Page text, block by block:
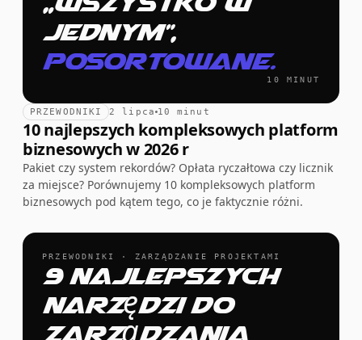
jednym”,
posortowane.
10 MINUT
PRZEWODNIKI 2 lipca 10 minut
10 najlepszych kompleksowych platform
biznesowych w 2026 r
Pakiet czy system rekordów? Opłata ryczałtowa czy licznik
za miejsce? Porównujemy 10 kompleksowych platform
biznesowych pod kątem tego, co je faktycznie różni.
PRZEWODNIKI · ZARZĄDZANIE PROJEKTAMI
9 najlepszych
narzędzi do
zarządzania